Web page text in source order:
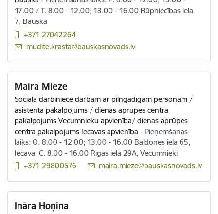
17.00 / T. 8.00 - 12.00; 13.00 - 16.00 Rūpniecības iela
7, Bauska
+371 27042264
E-pasts:
mudite.krasta@bauskasnovads.lv
Maira Mieze
Sociālā darbiniece darbam ar pilngadīgām personām /
asistenta pakalpojums / dienas aprūpes centra
pakalpojums Vecumnieku apvienība/ dienas aprūpes
centra pakalpojums Iecavas apvienība - Pieņemšanas
laiks: O. 8.00 - 12.00; 13.00 - 16.00 Baldones iela 65,
Iecava, C. 8.00 - 16.00 Rīgas iela 29A, Vecumnieki
+371 29800576
E-pasts:
maira.mieze@bauskasnovads.lv
Ināra Hoņina